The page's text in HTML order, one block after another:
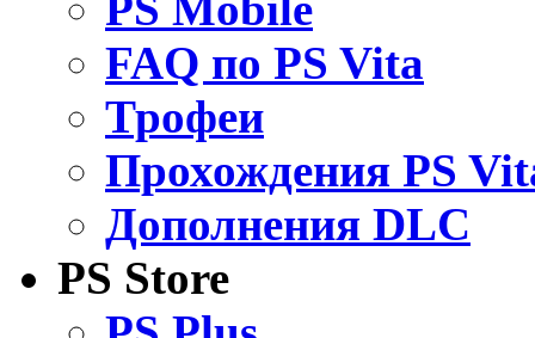
FAQ по PS Vita
Трофеи
Прохождения PS
Дополнения DLC
PS Store